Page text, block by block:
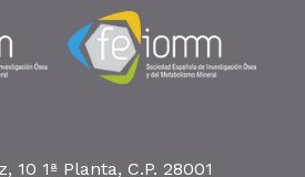
10 1ª Planta, C.P. 28001